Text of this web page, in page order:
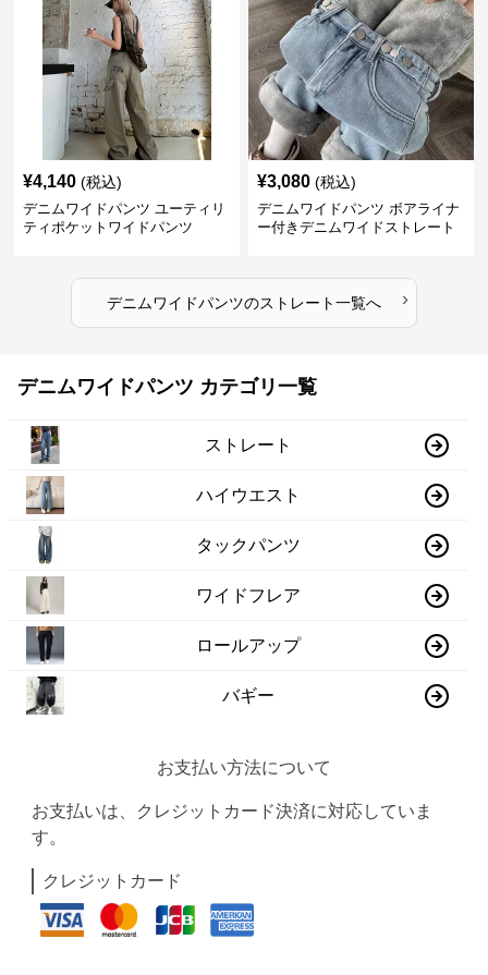
¥4,140 (税込)
デニムワイドパンツ ユーティリ
ティポケットワイドパンツ
¥3,080 (税込)
デニムワイドパンツ ボアライナ
ー付きデニムワイドストレート
デニムワイドパンツのストレート一覧へ ›
デニムワイドパンツ カテゴリ一覧
ストレート
ハイウエスト
タックパンツ
ワイドフレア
ロールアップ
バギー
お支払い方法について
お支払いは、クレジットカード決済に対応していま
す。
クレジットカード